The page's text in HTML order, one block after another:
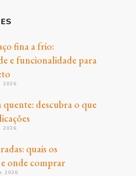
fina a frio:
e funcionalidade para
2026
quente: descubra o que
2026
quais os
onde comprar
2026